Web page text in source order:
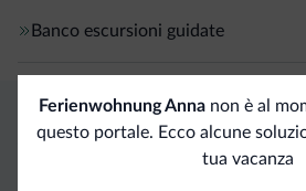
Banco escursioni guidate
Ferienwohnung Anna non è al
questo portale. Ecco alcune
tua vacanza
Vantaggi esclusivi Dolomiti.it